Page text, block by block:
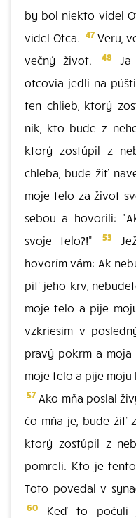
by bol niekto videl
videl Otca. 47Veru,
večný život.
48 Ja
otcovia jedli na
ten chlieb, ktorý
nik, kto bude z
ktorý zostúpil z
chleba, bude žiť
moje telo za život
sebou a hovorili:
svoje telo?!"
53
hovorím vám: Ak
piť jeho krv,
moje telo a pije
vzkriesim v
pravý pokrm a
moje telo a pije moju
57 Ako mňa poslal
čo mňa je, bude žiť
ktorý zostúpil z
pomreli. Kto je
Toto povedal v
60 Keď to počuli